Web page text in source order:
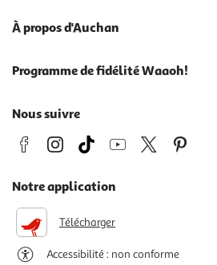
À propos d'Auchan
Programme de fidélité Waaoh!
Nous suivre
Notre application
Télécharger
Accessibilité : non conforme